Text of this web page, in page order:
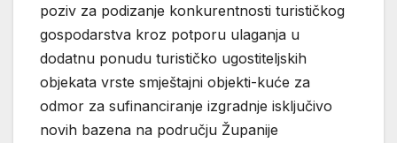
poziv za podizanje konkurentnosti turističkog
gospodarstva kroz potporu ulaganja u
dodatnu ponudu turističko ugostiteljskih
objekata vrste smještajni objekti-kuće za
odmor za sufinanciranje izgradnje isključivo
novih bazena na području Županije